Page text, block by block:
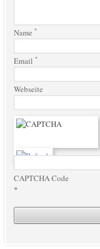
Name *
Email *
Webseite
CAPTCHA Code
*